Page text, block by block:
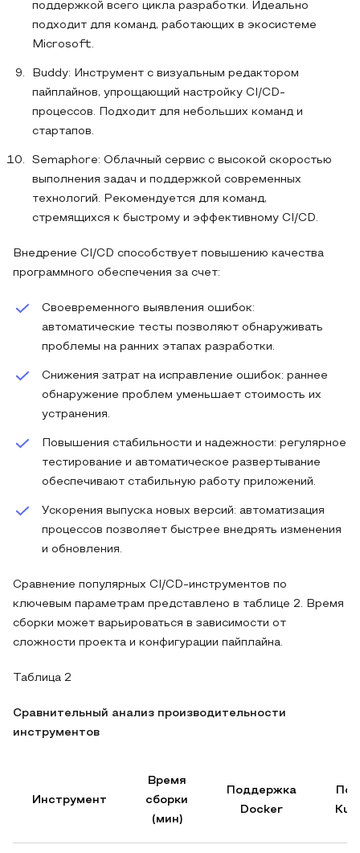
поддержкой всего цикла разработки. Идеально
подходит для команд, работающих в экосистеме
Microsoft.
Buddy: Инструмент с визуальным редактором
пайплайнов, упрощающий настройку CI/CD-
процессов. Подходит для небольших команд и
стартапов.
Semaphore: Облачный сервис с высокой скоростью
выполнения задач и поддержкой современных
технологий. Рекомендуется для команд,
стремящихся к быстрому и эффективному CI/CD.
Внедрение CI/CD способствует повышению качества
программного обеспечения за счет:
Своевременного выявления ошибок:
автоматические тесты позволяют обнаруживать
проблемы на ранних этапах разработки.
Снижения затрат на исправление ошибок: раннее
обнаружение проблем уменьшает стоимость их
устранения.
Повышения стабильности и надежности: регулярное
тестирование и автоматическое развертывание
обеспечивают стабильную работу приложений.
Ускорения выпуска новых версий: автоматизация
процессов позволяет быстрее внедрять изменения
и обновления.
Сравнение популярных CI/CD-инструментов по
ключевым параметрам представлено в таблице 2. Время
сборки может варьироваться в зависимости от
сложности проекта и конфигурации пайплайна.
Таблица 2
Сравнительный анализ производительности
инструментов
Инструмент
Время
сборки
(мин)
Поддержка
Docker